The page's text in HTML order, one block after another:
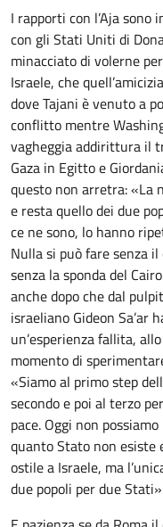
I rapporti con l’Aja sono
con gli Stati Uniti di
minacciato di volerne
Israele, che
dove Tajani è venuto a
conflitto mentre
vagheggia addirittura il
Gaza in Egitto e
questo non arretra: «La
e resta quello dei due
ce ne sono, lo hanno
Nulla si può fare senza
senza la sponda del
anche dopo che dal
israeliano Gideon Sa’ar
un’esperienza fallita,
momento di
«Siamo al primo step
secondo e poi al terzo
pace. Oggi non
quanto Stato non esiste
ostile a Israele, ma
due popoli per due